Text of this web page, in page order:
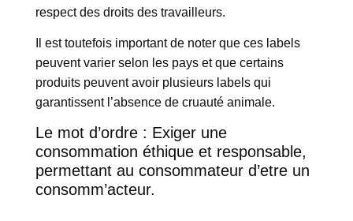
respect des droits des travailleurs.
Il est toutefois important de noter que ces labels
peuvent varier selon les pays et que certains
produits peuvent avoir plusieurs labels qui
garantissent l’absence de cruauté animale.
Le mot d’ordre : Exiger une
consommation éthique et responsable,
permettant au consommateur d’etre un
consomm’acteur.